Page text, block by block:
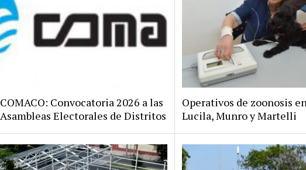
COMACO: Convocatoria 2026 a las
Asambleas Electorales de Distritos
Operativos de zoonosis
Lucila, Munro y Martelli